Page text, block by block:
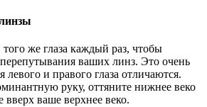
же глаза каждый раз, чтобы
ваших линз. Это очень
и правого глаза отличаются.
руку, оттяните нижнее веко
ваше верхнее веко.